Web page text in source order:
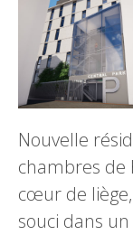
Nouvelle
chambres de
cœur de
souci dans